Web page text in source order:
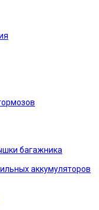
багажника
аккумуляторов